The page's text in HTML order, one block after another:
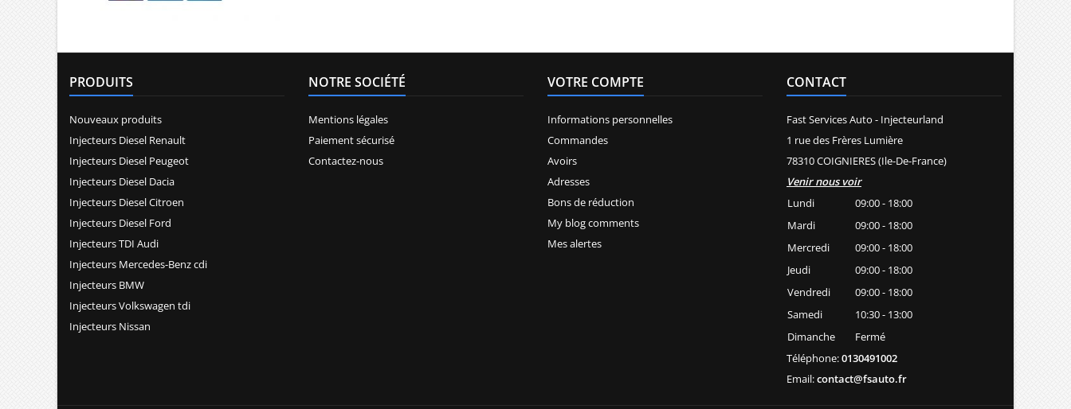
PRODUITS
Nouveaux produits
Injecteurs Diesel Renault
Injecteurs Diesel Peugeot
Injecteurs Diesel Dacia
Injecteurs Diesel Citroen
Injecteurs Diesel Ford
Injecteurs TDI Audi
Injecteurs Mercedes-Benz cdi
Injecteurs BMW
Injecteurs Volkswagen tdi
Injecteurs Nissan
NOTRE SOCIÉTÉ
Mentions légales
Paiement sécurisé
Contactez-nous
VOTRE COMPTE
Informations personnelles
Commandes
Avoirs
Adresses
Bons de réduction
My blog comments
Mes alertes
CONTACT
Fast Services Auto - Injecteurland
1 rue des Frères Lumière
78310 COIGNIERES (Ile-De-France)
Venir nous voir
Lundi
09:00 - 18:00
Mardi
09:00 - 18:00
Mercredi
09:00 - 18:00
Jeudi
09:00 - 18:00
Vendredi
09:00 - 18:00
Samedi
10:30 - 13:00
Dimanche
Fermé
Téléphone:0130491002
Email:contact@fsauto.fr